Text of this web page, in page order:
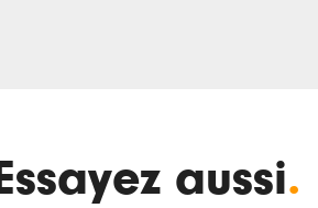
Essayez aussi.